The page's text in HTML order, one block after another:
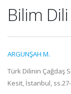
Bilim
ARGUNŞAH M.
Türk Dilinin Çağdaş
Kesit, İstanbul,